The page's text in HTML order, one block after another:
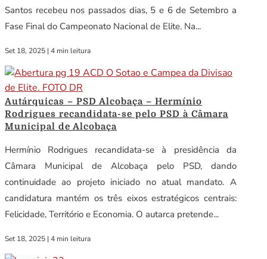
Santos recebeu nos passados dias, 5 e 6 de Setembro a
Fase Final do Campeonato Nacional de Elite. Na...
Set 18, 2025 | 4 min leitura
Autárquicas – PSD Alcobaça – Hermínio
Rodrigues recandidata-se pelo PSD à Câmara
Municipal de Alcobaça
Hermínio Rodrigues recandidata-se à presidência da
Câmara Municipal de Alcobaça pelo PSD, dando
continuidade ao projeto iniciado no atual mandato. A
candidatura mantém os três eixos estratégicos centrais:
Felicidade, Território e Economia. O autarca pretende...
Set 18, 2025 | 4 min leitura